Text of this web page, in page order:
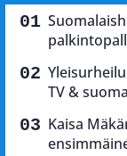
TV &
Kaisa